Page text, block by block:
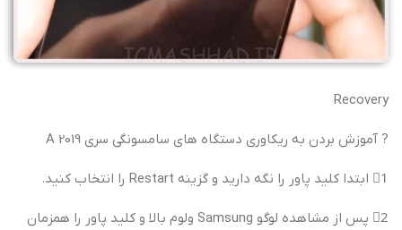
Recovery
? آموزش بردن به ریکاوری دستگاه های سامسونگی سری A 2019
1⃣ ابتدا کلید پاور را نگه دارید و گزینه Restart را انتخاب کنید.
2⃣ پس از مشاهده لوگو Samsung ولوم بالا و کلید پاور را همزمان